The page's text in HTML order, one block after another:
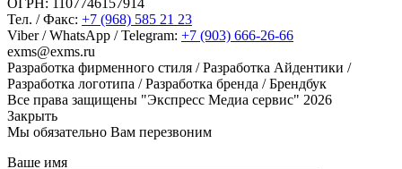
ОГРН: 1107746157914
Тел. / Факс: +7 (968) 585 21 23
Viber / WhatsApp / Telegram: +7 (903) 666-26-66
exms@exms.ru
Разработка фирменного стиля / Разработка Айдентики /
Разработка логотипа / Разработка бренда / Брендбук
Все права защищены "Экспресс Медиа сервис" 2026
Закрыть
Мы обязательно Вам перезвоним
Ваше имя